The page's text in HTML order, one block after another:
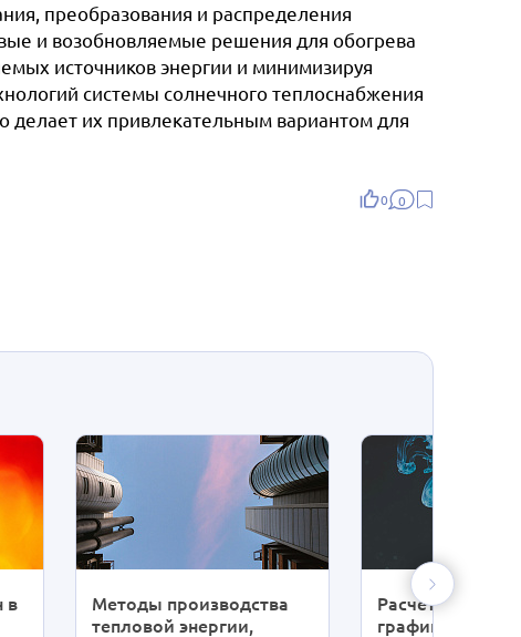
преобразования и распределения
и возобновляемые решения для обогрева
источников энергии и минимизируя
системы солнечного теплоснабжения
делает их привлекательным вариантом для
0 0
в
Методы производства
тепловой энергии,
Расчет
графика